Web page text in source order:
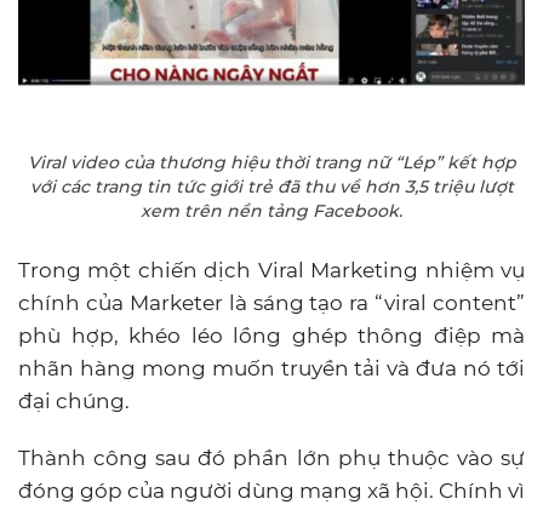
Viral video của thương hiệu thời trang nữ “Lép” kết hợp
với các trang tin tức giới trẻ đã thu về hơn 3,5 triệu lượt
xem trên nền tảng Facebook.
Trong một chiến dịch Viral Marketing nhiệm vụ
chính của Marketer là sáng tạo ra “viral content”
phù hợp, khéo léo lồng ghép thông điệp mà
nhãn hàng mong muốn truyền tải và đưa nó tới
đại chúng.
Thành công sau đó phần lớn phụ thuộc vào sự
đóng góp của người dùng mạng xã hội. Chính vì